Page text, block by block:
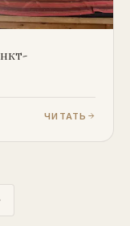
ЧИТАТЬ